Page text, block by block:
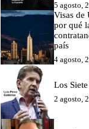
5 agosto,
Visas de
por qué
país
4 agosto,
Los
2 agosto,